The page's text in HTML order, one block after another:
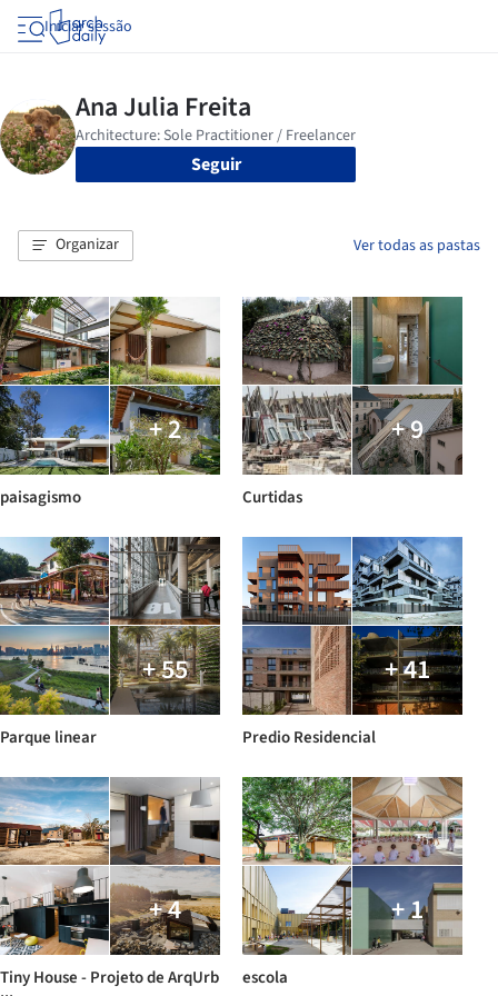
Iniciar sessão
Seguir
Organizar Ver todas as pastas
+ 2
paisagismo
+ 9
Curtidas
+ 55
Parque linear
+ 41
Predio Residencial
+ 4
Tiny House - Projeto de ArqUrb
+ 1
escola